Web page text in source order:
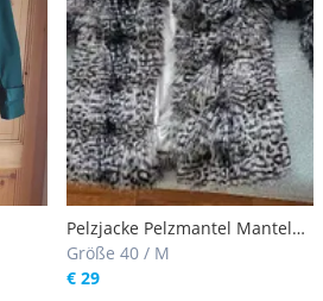
Pelzjacke Pelzmantel Mantel
grau Schwarz
Größe 40 / M
€ 29